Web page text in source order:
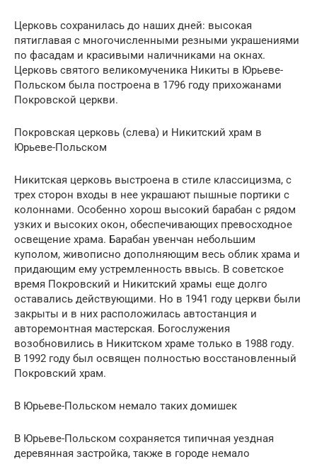
Церковь сохранилась до наших дней: высокая
пятиглавая с многочисленными резными украшениями
по фасадам и красивыми наличниками на окнах.
Церковь святого великомученика Никиты в Юрьеве-
Польском была построена в 1796 году прихожанами
Покровской церкви.
Покровская церковь (слева) и Никитский храм в
Юрьеве-Польском
Никитская церковь выстроена в стиле классицизма, с
трех сторон входы в нее украшают пышные портики с
колоннами. Особенно хорош высокий барабан с рядом
узких и высоких окон, обеспечивающих превосходное
освещение храма. Барабан увенчан небольшим
куполом, живописно дополняющим весь облик храма и
придающим ему устремленность ввысь. В советское
время Покровский и Никитский храмы еще долго
оставались действующими. Но в 1941 году церкви были
закрыты и в них расположилась автостанция и
авторемонтная мастерская. Богослужения
возобновились в Никитском храме только в 1988 году.
В 1992 году был освящен полностью восстановленный
Покровский храм.
В Юрьеве-Польском немало таких домишек
В Юрьеве-Польском сохраняется типичная уездная
деревянная застройка, также в городе немало